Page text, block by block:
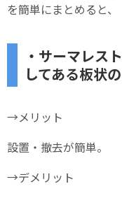
を簡単にまとめると、
・サーマレス
してある板状の
→メリット
設置・撤去が簡単。
→デメリット